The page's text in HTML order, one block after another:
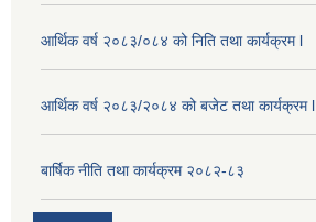
आर्थिक वर्ष २०८३/०८४ को निति तथा कार्यक्रम l
आर्थिक वर्ष २०८३/२०८४ को बजेट तथा कार्यक्रम l
बार्षिक नीति तथा कार्यक्रम २०८२-८३